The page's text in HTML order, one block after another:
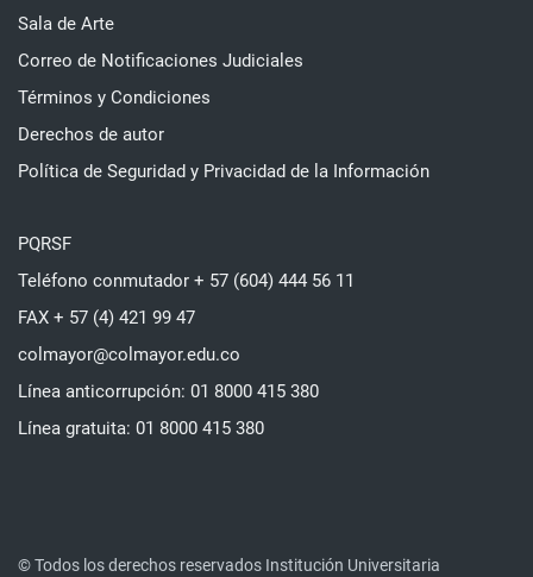
Sala de Arte
Correo de Notificaciones Judiciales
Términos y Condiciones
Derechos de autor
Política de Seguridad y Privacidad de la Información
PQRSF
Teléfono conmutador + 57 (604) 444 56 11
FAX + 57 (4) 421 99 47
colmayor@colmayor.edu.co
Línea anticorrupción: 01 8000 415 380
Línea gratuita: 01 8000 415 380
© Todos los derechos reservados Institución Universitaria